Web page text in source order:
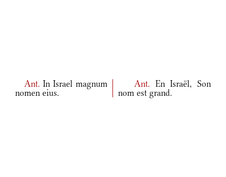
Ant. In Israel magnum
nomen eius.
Ant. En Israël, Son
nom est grand.